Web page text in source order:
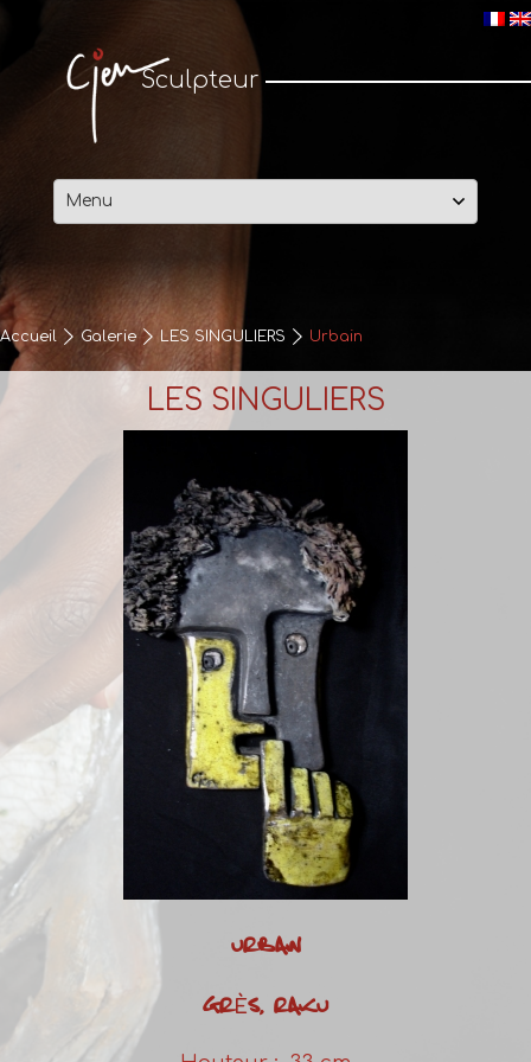
Sculpteur
Passer
au
Accueil Galerie LES SINGULIERS Urbain
LES SINGULIERS
URBAIN
GRÈS, RAKU